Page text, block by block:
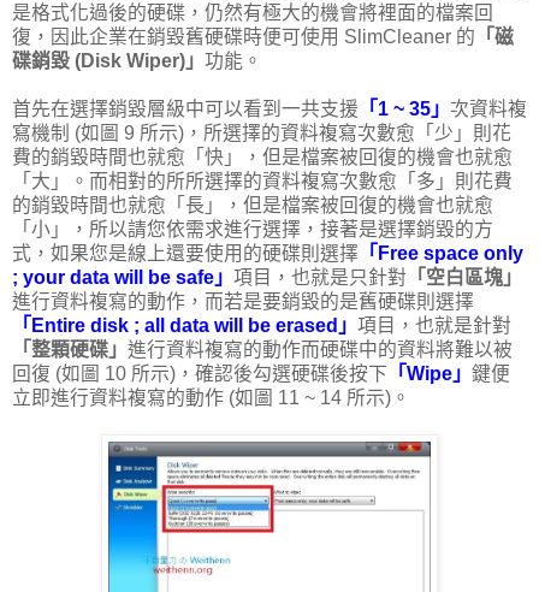
是格式化過後的硬碟，仍然有極大的機會將裡面的檔案回
復，因此企業在銷毀舊硬碟時便可使用 SlimCleaner 的 「磁
碟銷毀 (Disk Wiper)」 功能。
首先在選擇銷毀層級中可以看到一共支援 「1 ~ 35」 次資料複
寫機制 (如圖 9 所示)，所選擇的資料複寫次數愈「少」則花
費的銷毀時間也就愈「快」，但是檔案被回復的機會也就愈
「大」。而相對的所所選擇的資料複寫次數愈「多」則花費
的銷毀時間也就愈「長」，但是檔案被回復的機會也就愈
「小」，所以請您依需求進行選擇，接著是選擇銷毀的方
式，如果您是線上還要使用的硬碟則選擇 「Free space only
; your data will be safe」 項目，也就是只針對 「空白區塊」
進行資料複寫的動作，而若是要銷毀的是舊硬碟則選擇
「Entire disk ; all data will be erased」 項目，也就是針對
「整顆硬碟」 進行資料複寫的動作而硬碟中的資料將難以被
回復 (如圖 10 所示)，確認後勾選硬碟後按下 「Wipe」 鍵便
立即進行資料複寫的動作 (如圖 11 ~ 14 所示)。